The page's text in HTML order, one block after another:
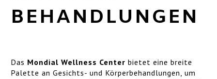
SERVICELEISTUNGEN
GALLERY
BEHANDLUNGEN
Das Mondial Wellness Center bietet eine breite
Palette an Gesichts- und Körperbehandlungen, um